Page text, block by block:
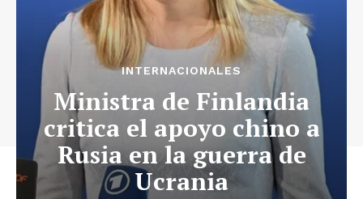
INTERNACIONALES
Ministra de Finlandia
critica el apoyo chino a
Rusia en la guerra de
Ucrania